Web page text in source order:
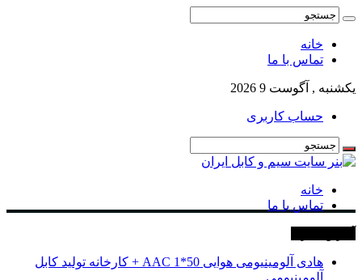
خانه
تماس با ما
یکشنبه , آگوست 9 2026
حساب کاربری
خانه
تماس با ما
هادی آلومینیومی هوایی 50*1 AAC + کارخانه تولید کابل
آلومینیومی